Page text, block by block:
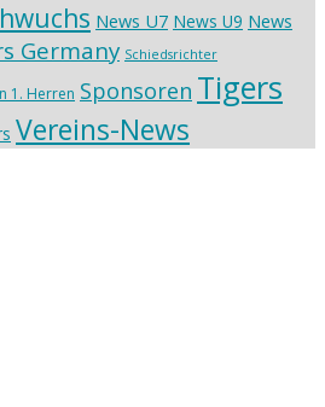
News U7 News U9 News
Germany Schiedsrichter
1. Herren Sponsoren Tigers
Vereins-News